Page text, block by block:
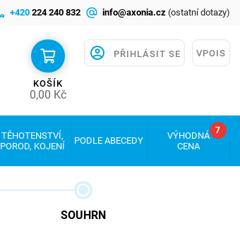
+420 224 240 832 info@axonia.cz (ostatní dotazy)
KOŠÍK
0,00 Kč
PŘIHLÁSIT SE VPOIS
TĚHOTENSTVÍ,
POROD, KOJENÍ
PODLE ABECEDY
VÝHODNÁ
CENA
7
SOUHRN